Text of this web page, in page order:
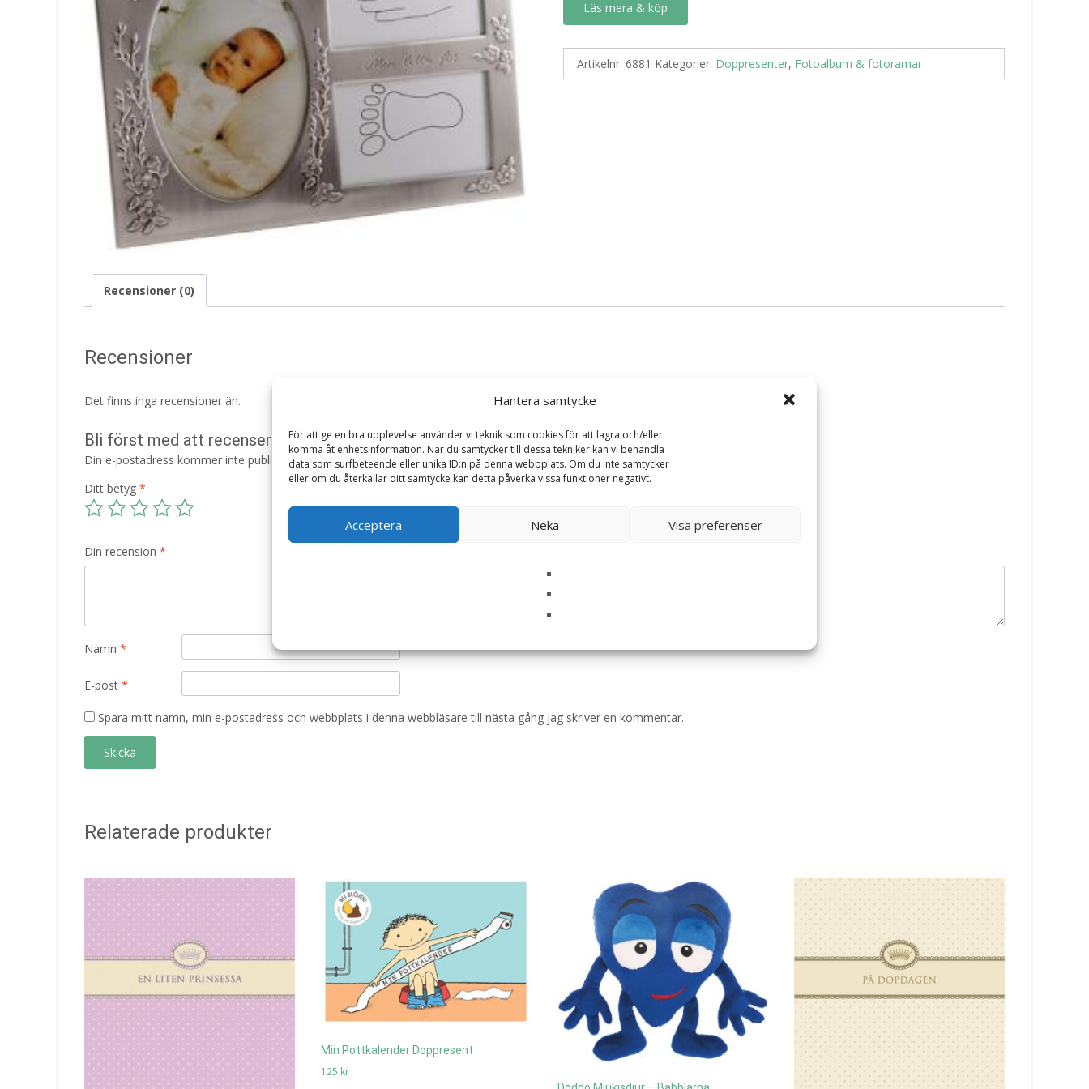
Hantera samtycke
För att ge en bra upplevelse använder vi teknik som cookies för att lagra och/eller
komma åt enhetsinformation. När du samtycker till dessa tekniker kan vi behandla
data som surfbeteende eller unika ID:n på denna webbplats. Om du inte samtycker
eller om du återkallar ditt samtycke kan detta påverka vissa funktioner negativt.
Acceptera Neka Visa preferenser
Läs mera & köp
Artikelnr: 6881 Kategorier: Doppresenter, Fotoalbum & fotoramar
Recensioner (0)
Recensioner
Det finns inga recensioner än.
Bli först med att recensera ”Fotoram, Lilla jag, för hand o fot 22,5x17cm”
Din e-postadress kommer inte publiceras. Obligatoriska fält är märkta*
Ditt betyg *
Din recension *
Namn *
E-post *
Spara mitt namn, min e-postadress och webbplats i denna webbläsare till nästa gång jag skriver en kommentar.
Relaterade produkter
Min Pottkalender Doppresent
125 kr